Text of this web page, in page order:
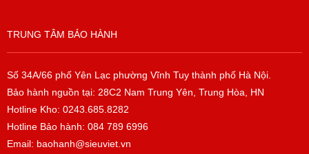
TRUNG TÂM BẢO HÀNH
Số 34A/66 phố Yên Lạc phường Vĩnh Tuy thành phố Hà Nội.
Bảo hành nguồn tại: 28C2 Nam Trung Yên, Trung Hòa, HN
Hotline Kho: 0243.685.8282
Hotline Bảo hành: 084 789 6996
Email: baohanh@sieuviet.vn